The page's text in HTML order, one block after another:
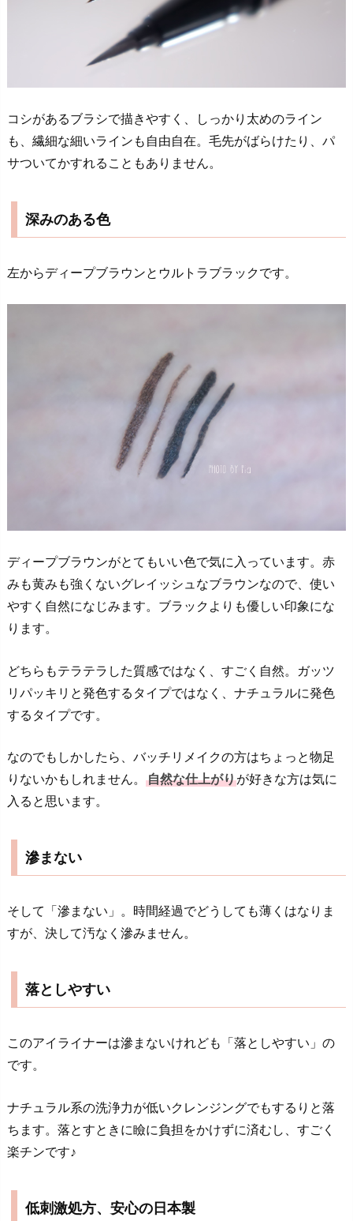
コシがあるブラシで描きやすく、しっかり太めのライン
も、繊細な細いラインも自由自在。毛先がばらけたり、パ
サついてかすれることもありません。
深みのある色
左からディープブラウンとウルトラブラックです。
ディープブラウンがとてもいい色で気に入っています。赤
みも黄みも強くないグレイッシュなブラウンなので、使い
やすく自然になじみます。ブラックよりも優しい印象にな
ります。
どちらもテラテラした質感ではなく、すごく自然。ガッツ
リパッキリと発色するタイプではなく、ナチュラルに発色
するタイプです。
なのでもしかしたら、バッチリメイクの方はちょっと物足
りないかもしれません。 自然な仕上がりが好きな方は気に
入ると思います。
滲まない
そして「滲まない」。時間経過でどうしても薄くはなりま
すが、決して汚なく滲みません。
落としやすい
このアイライナーは滲まないけれども「落としやすい」の
です。
ナチュラル系の洗浄力が低いクレンジングでもするりと落
ちます。落とすときに瞼に負担をかけずに済むし、すごく
楽チンです♪
低刺激処方、安心の日本製